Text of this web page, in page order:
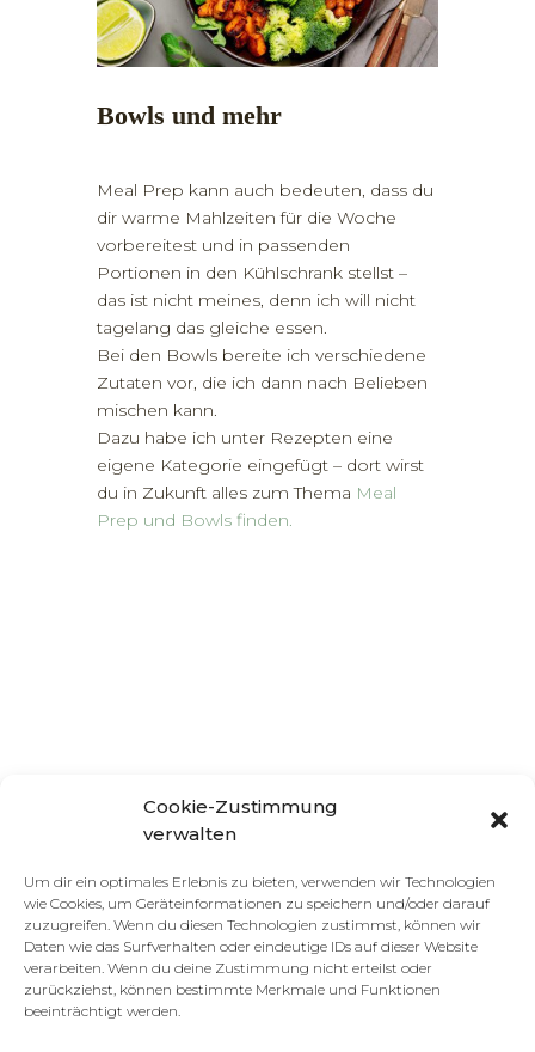
Cookie-Zustimmung
verwalten
Um dir ein optimales Erlebnis zu bieten, verwenden wir Technologien
wie Cookies, um Geräteinformationen zu speichern und/oder darauf
zuzugreifen. Wenn du diesen Technologien zustimmst, können wir
Daten wie das Surfverhalten oder eindeutige IDs auf dieser Website
verarbeiten. Wenn du deine Zustimmung nicht erteilst oder
zurückziehst, können bestimmte Merkmale und Funktionen
beeinträchtigt werden.
Bowls und mehr
Meal Prep kann auch bedeuten, dass du
dir warme Mahlzeiten für die Woche
vorbereitest und in passenden
Portionen in den Kühlschrank stellst –
das ist nicht meines, denn ich will nicht
tagelang das gleiche essen.
Bei den Bowls bereite ich verschiedene
Zutaten vor, die ich dann nach Belieben
mischen kann.
Dazu habe ich unter Rezepten eine
eigene Kategorie eingefügt – dort wirst
du in Zukunft alles zum Thema Meal
Prep und Bowls finden.